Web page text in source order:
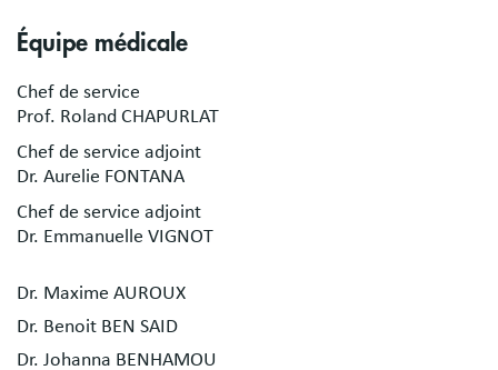
Équipe médicale
Chef de service
Prof. Roland CHAPURLAT
Chef de service adjoint
Dr. Aurelie FONTANA
Chef de service adjoint
Dr. Emmanuelle VIGNOT
Dr. Maxime AUROUX
Dr. Benoit BEN SAID
Dr. Johanna BENHAMOU